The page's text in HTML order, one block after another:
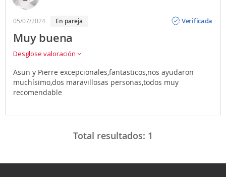
05/07/2024 en pareja
Verificada
Muy buena
Desglose valoración
Asun y Pierre excepcionales,fantasticos,nos ayudaron
muchísimo,dos maravillosas personas,todos muy
recomendable
Total resultados: 1